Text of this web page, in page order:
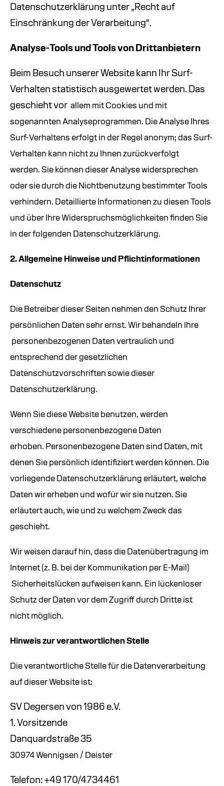
Datenschutzerklärung unter „Recht auf
Einschränkung der Verarbeitung“.
Analyse-Tools und Tools von Drittanbietern
Beim Besuch unserer Website kann Ihr Surf-
Verhalten statistisch ausgewertet werden. Das
geschieht vor allem mit Cookies und mit
sogenannten Analyseprogrammen. Die Analyse Ihres
Surf-Verhaltens erfolgt in der Regel anonym; das Surf-
Verhalten kann nicht zu Ihnen zurückverfolgt
werden. Sie können dieser Analyse widersprechen
oder sie durch die Nichtbenutzung bestimmter Tools
verhindern. Detaillierte Informationen zu diesen Tools
und über Ihre Widerspruchsmöglichkeiten finden Sie
in der folgenden Datenschutzerklärung.
2. Allgemeine Hinweise und Pflichtinformationen
Datenschutz
Die Betreiber dieser Seiten nehmen den Schutz Ihrer
persönlichen Daten sehr ernst. Wir behandeln Ihre
personenbezogenen Daten vertraulich und
entsprechend der gesetzlichen
Datenschutzvorschriften sowie dieser
Datenschutzerklärung.
Wenn Sie diese Website benutzen, werden
verschiedene personenbezogene Daten
erhoben. Personenbezogene Daten sind Daten, mit
denen Sie persönlich identifiziert werden können. Die
vorliegende Datenschutzerklärung erläutert, welche
Daten wir erheben und wofür wir sie nutzen. Sie
erläutert auch, wie und zu welchem Zweck das
geschieht.
Wir weisen darauf hin, dass die Datenübertragung im
Internet (z. B. bei der Kommunikation per E-Mail)
Sicherheitslücken aufweisen kann. Ein lückenloser
Schutz der Daten vor dem Zugriff durch Dritte ist
nicht möglich.
Hinweis zur verantwortlichen Stelle
Die verantwortliche Stelle für die Datenverarbeitung
auf dieser Website ist:
SV Degersen von 1986 e.V.
1. Vorsitzende
Danquardstraße 35
30974 Wennigsen / Deister
Telefon: +49 170/4734461